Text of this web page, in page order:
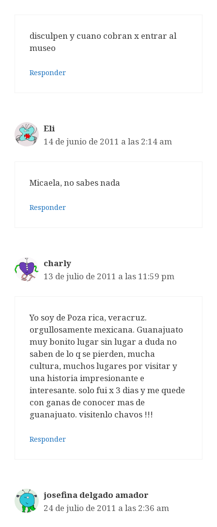
disculpen y cuano cobran x entrar al
museo
Responder
Eli
14 de junio de 2011 a las 2:14 am
Micaela, no sabes nada
Responder
charly
13 de julio de 2011 a las 11:59 pm
Yo soy de Poza rica, veracruz.
orgullosamente mexicana. Guanajuato
muy bonito lugar sin lugar a duda no
saben de lo q se pierden, mucha
cultura, muchos lugares por visitar y
una historia impresionante e
interesante. solo fui x 3 dias y me quede
con ganas de conocer mas de
guanajuato. visitenlo chavos !!!
Responder
josefina delgado amador
24 de julio de 2011 a las 2:36 am